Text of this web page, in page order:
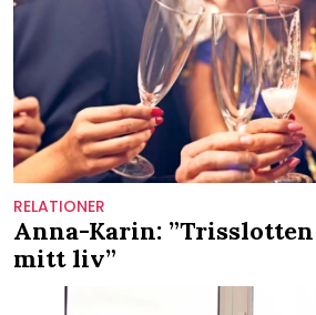
RELATIONER
Anna-Karin:
mitt liv”